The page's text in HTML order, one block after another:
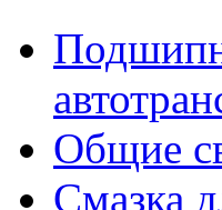
Общие
Смазка